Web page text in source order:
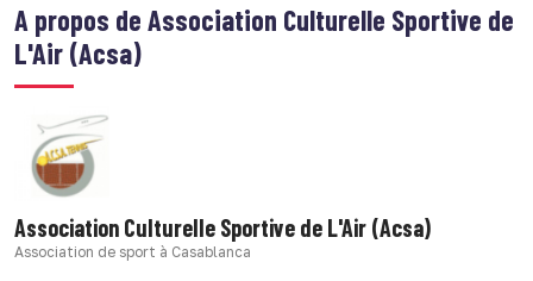
A propos de Association Culturelle Sportive de
L'Air (Acsa)
Association Culturelle Sportive de L'Air (Acsa)
Association de sport à Casablanca